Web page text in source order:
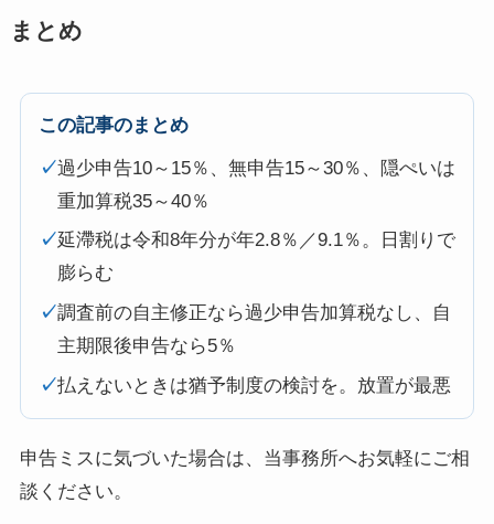
まとめ
この記事のまとめ
✓過少申告10～15％、無申告15～30％、隠ぺいは
重加算税35～40％
✓延滯税は令和8年分が年2.8％／9.1％。日割りで
膨らむ
✓調査前の自主修正なら過少申告加算税なし、自
主期限後申告なら5％
✓払えないときは猶予制度の検討を。放置が最悪
申告ミスに気づいた場合は、当事務所へお気軽にご相
談ください。